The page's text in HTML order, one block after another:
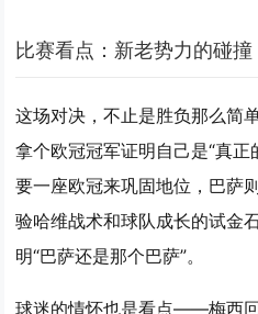
比赛看点：新老势力的碰
这场对决，不止是胜负那么简
拿个欧冠冠军证明自己是“真
要一座欧冠来巩固地位，巴萨
验哈维战术和球队成长的试金
明“巴萨还是那个巴萨”。
球迷的情怀也是看点——梅西